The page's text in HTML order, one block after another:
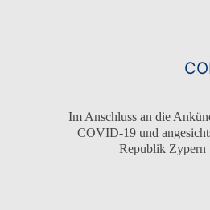
Im Anschluss an die
COVID-19 und
Republik Zypern